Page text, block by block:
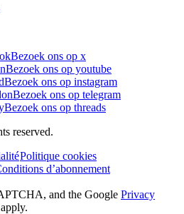
Bezoek ons op x
Bezoek ons op youtube
Bezoek ons op instagram
Bezoek ons op telegram
Bezoek ons op threads
reserved.
Politique cookies
d’abonnement
and the Google Privacy
apply.